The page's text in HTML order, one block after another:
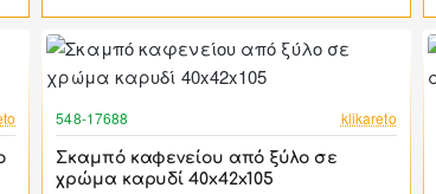
548-17688 klikareto
Σκαμπό καφενείου από ξύλο σε
χρώμα καρυδί 40x42x105